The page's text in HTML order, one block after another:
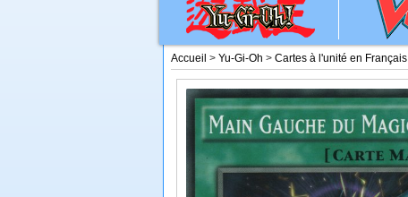
Accueil > Yu-Gi-Oh > Cartes à l'unité en Français